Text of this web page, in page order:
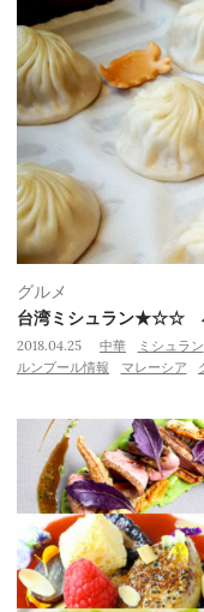
グルメ
台湾ミシュラン★☆☆
2018.04.25 中華 ミシュラン
ルンプール情報
マレーシア